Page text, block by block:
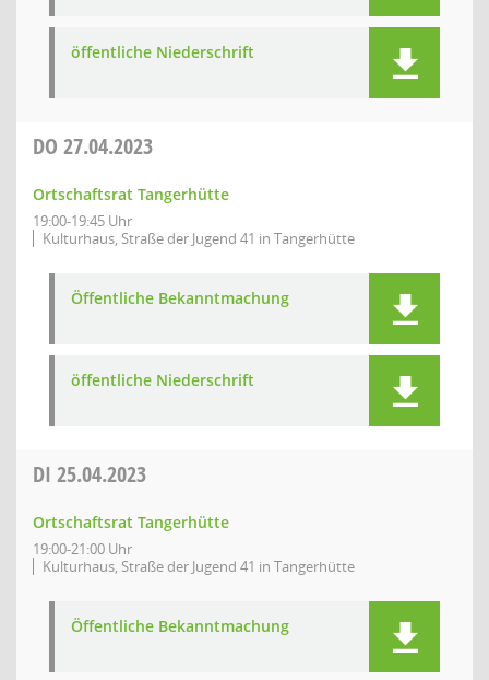
öffentliche Niederschrift
DO 27.04.2023
Ortschaftsrat Tangerhütte
19:00-19:45 Uhr
Kulturhaus, Straße der Jugend 41 in Tangerhütte
Öffentliche Bekanntmachung
öffentliche Niederschrift
DI 25.04.2023
Ortschaftsrat Tangerhütte
19:00-21:00 Uhr
Kulturhaus, Straße der Jugend 41 in Tangerhütte
Öffentliche Bekanntmachung